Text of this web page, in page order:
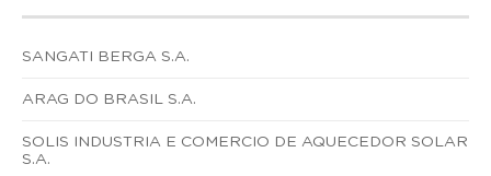
SANGATI BERGA S.A.
ARAG DO BRASIL S.A.
SOLIS INDUSTRIA E COMERCIO DE AQUECEDOR SOLAR
S.A.